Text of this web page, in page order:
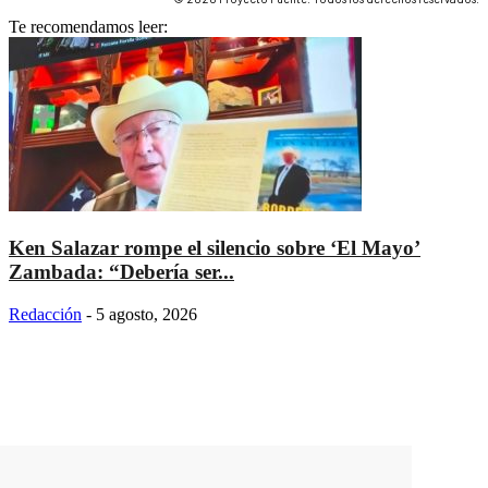
Te recomendamos leer:
Ken Salazar rompe el silencio sobre ‘El Mayo’
Zambada: “Debería ser...
Redacción - 5 agosto, 2026